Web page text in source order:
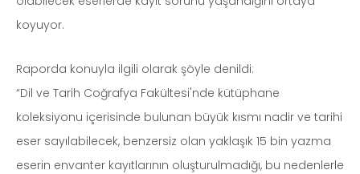
koyuyor.
Raporda konuyla ilgili olarak şöyle denildi:
“Dil ve Tarih Coğrafya Fakültesi'nde kütüphane
koleksiyonu içerisinde bulunan büyük kısmı nadir ve tarihi
eser sayılabilecek, benzersiz olan yaklaşık 15 bin yazma
eserin envanter kayıtlarının oluşturulmadığı, bu nedenlerle